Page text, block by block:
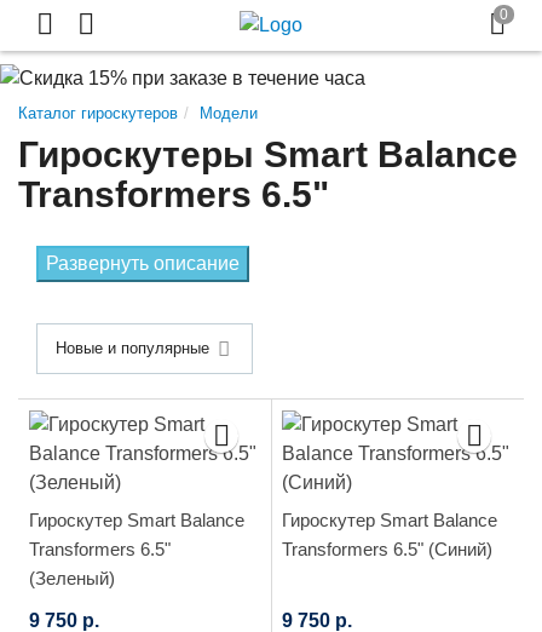
Каталог гироскутеров Модели
Гироскутеры Smart Balance
Transformers 6.5"
Развернуть описание
Новые и популярные
Гироскутер Smart Balance
Transformers 6.5"
(Зеленый)
9 750 р.
Гироскутер Smart Balance
Transformers 6.5" (Синий)
9 750 р.